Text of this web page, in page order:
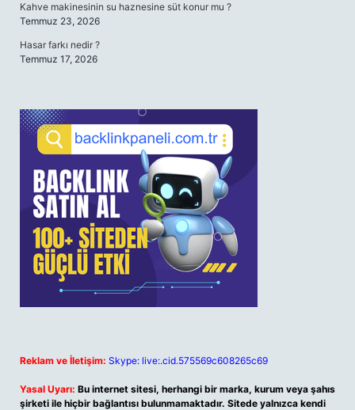
Kahve makinesinin su haznesine süt konur mu ?
Temmuz 23, 2026
Hasar farkı nedir ?
Temmuz 17, 2026
Reklam ve İletişim: Skype: live:.cid.575569c608265c69
Yasal Uyarı: Bu internet sitesi, herhangi bir marka, kurum veya şahıs
şirketi ile hiçbir bağlantısı bulunmamaktadır. Sitede yalnızca kendi